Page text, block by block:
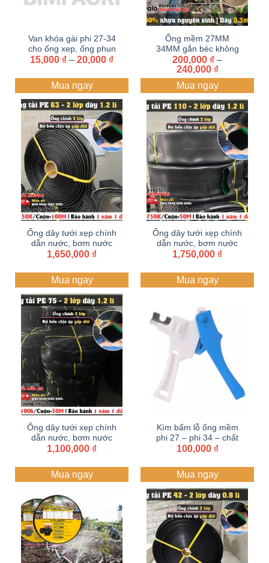
Van khóa gài phi 27-34
cho ống xep, ống phun
mưa
15,000 ₫ – 20,000 ₫Khoảng
từ
đến
20,000 ₫
Mua ngay
Ống mềm 27MM
34MM gắn béc không
đục lỗ BIMI AGRI | dây
tưới xẹp, ống dẹp (
Cuộn 100 mét)
200,000 ₫ –
240,000 ₫Khoảng
giá:
từ
200,000 ₫
đến
240,000 ₫
Mua ngay
Ống dây tưới xẹp chính
dẫn nước, bơm nước
60 – 63 Dây dẫn tưới
li PE mềm dẫn nước,
ống tải nước cuộn 100
mét
1,650,000 ₫
Mua ngay
Ống dây tưới xẹp chính
dẫn nước, bơm nước
110 Dây dẫn tưới PE ,
ống tải nước| 2 lớp dày
1.2 li cuộn 50 mét.
1,750,000 ₫
Mua ngay
Ống dây tưới xẹp chính
dẫn nước, bơm nước
75 Dây dẫn tưới PE ,
mềm dẫn nước, ống tải
nước cuộn 50 mét.
1,100,000 ₫
Mua ngay
Kìm bấm lỗ ống mềm
phi 27 – phi 34 – chất
liệu nhựa cao cấp
100,000 ₫
Mua ngay